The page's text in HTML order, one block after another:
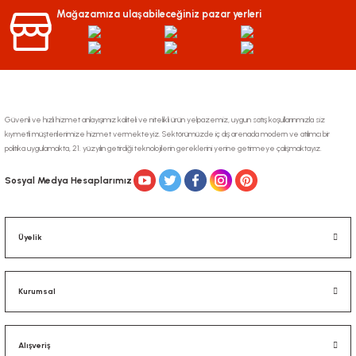
Mağazamıza ulaşabileceğiniz pazar yerleri
Güvenli ve hızlı hizmet anlayışımız kaliteli ve nitelikli ürün yelpazemiz, uygun satış koşullarınmızla siz
kıymetli müşterilerimize hizmet vermekteyiz. Sektörümüzde iç dış arenada modern ve atılımcı bir
politika uygulamakta, 21. yüzyılın getirdiği teknolojilerin gereklerini yerine getirmeye çalışmaktayız.
Sosyal Medya Hesaplarımız
Üyelik
Kurumsal
Alışveriş